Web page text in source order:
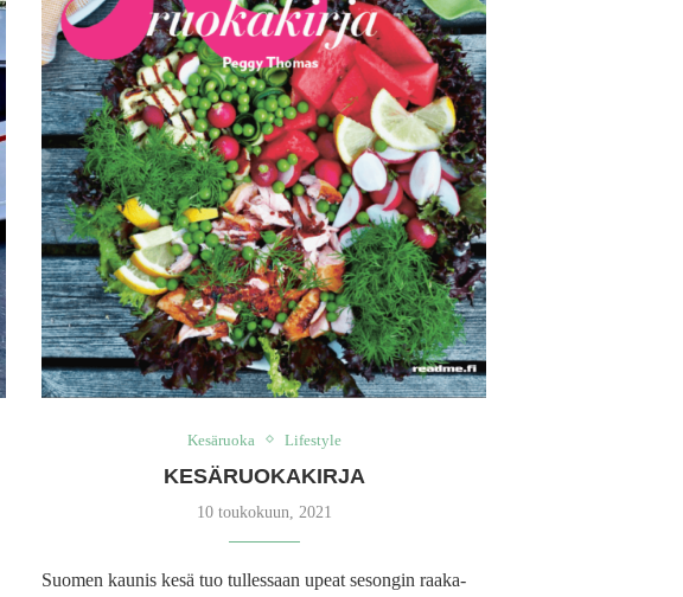
Kesäruoka Lifestyle
KESÄRUOKAKIRJA
10 toukokuun, 2021
Suomen kaunis kesä tuo tullessaan upeat sesongin raaka-